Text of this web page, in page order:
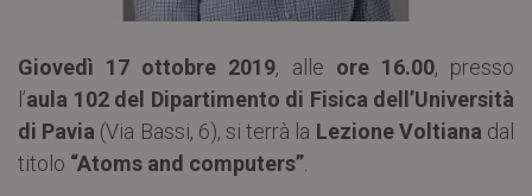
Giovedì 17 ottobre 2019, alle ore 16.00, presso
l’aula 102 del Dipartimento di Fisica dell’Università
di Pavia (Via Bassi, 6), si terrà la Lezione Voltiana dal
titolo “Atoms and computers”